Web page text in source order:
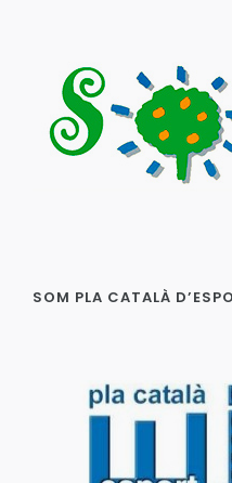
SOM PLA CATALÀ